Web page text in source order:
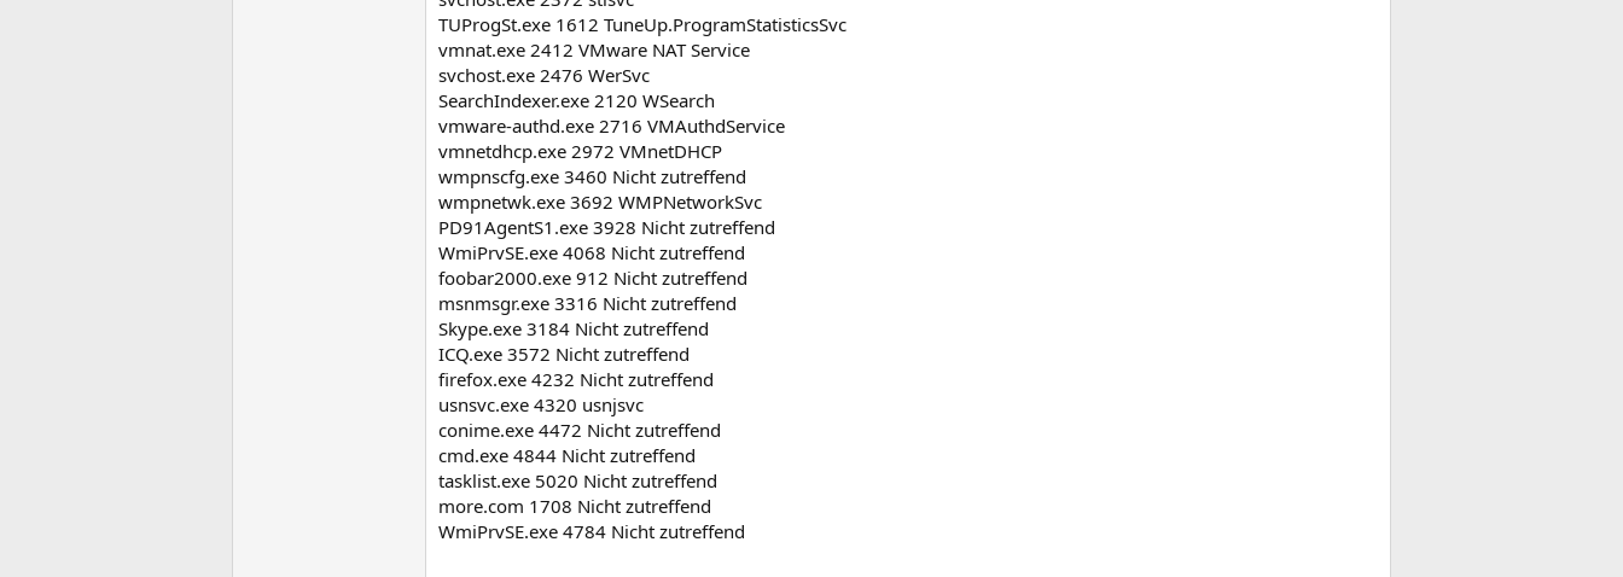
TUProgSt.exe 1612 TuneUp.ProgramStatisticsSvc
vmnat.exe 2412 VMware NAT Service
svchost.exe 2476 WerSvc
SearchIndexer.exe 2120 WSearch
vmware-authd.exe 2716 VMAuthdService
vmnetdhcp.exe 2972 VMnetDHCP
wmpnscfg.exe 3460 Nicht zutreffend
wmpnetwk.exe 3692 WMPNetworkSvc
PD91AgentS1.exe 3928 Nicht zutreffend
WmiPrvSE.exe 4068 Nicht zutreffend
foobar2000.exe 912 Nicht zutreffend
msnmsgr.exe 3316 Nicht zutreffend
Skype.exe 3184 Nicht zutreffend
ICQ.exe 3572 Nicht zutreffend
firefox.exe 4232 Nicht zutreffend
usnsvc.exe 4320 usnjsvc
conime.exe 4472 Nicht zutreffend
cmd.exe 4844 Nicht zutreffend
tasklist.exe 5020 Nicht zutreffend
more.com 1708 Nicht zutreffend
WmiPrvSE.exe 4784 Nicht zutreffend